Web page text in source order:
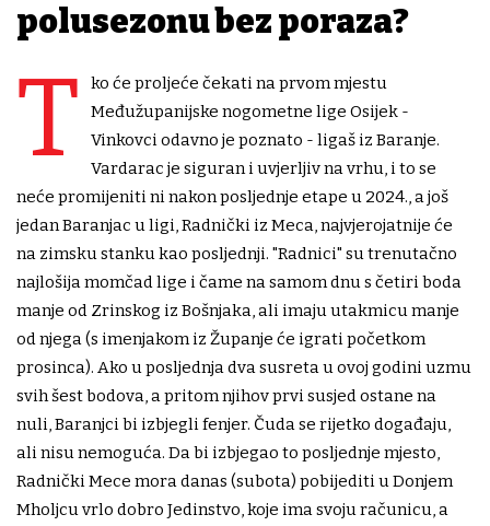
polusezonu bez poraza?
T
ko će proljeće čekati na prvom mjestu
Međužupanijske nogometne lige Osijek -
Vinkovci odavno je poznato - ligaš iz Baranje.
Vardarac je siguran i uvjerljiv na vrhu, i to se
neće promijeniti ni nakon posljednje etape u 2024., a još
jedan Baranjac u ligi, Radnički iz Meca, najvjerojatnije će
na zimsku stanku kao posljednji. "Radnici" su trenutačno
najlošija momčad lige i čame na samom dnu s četiri boda
manje od Zrinskog iz Bošnjaka, ali imaju utakmicu manje
od njega (s imenjakom iz Županje će igrati početkom
prosinca). Ako u posljednja dva susreta u ovoj godini uzmu
svih šest bodova, a pritom njihov prvi susjed ostane na
nuli, Baranjci bi izbjegli fenjer. Čuda se rijetko događaju,
ali nisu nemoguća. Da bi izbjegao to posljednje mjesto,
Radnički Mece mora danas (subota) pobijediti u Donjem
Mholjcu vrlo dobro Jedinstvo, koje ima svoju računicu, a